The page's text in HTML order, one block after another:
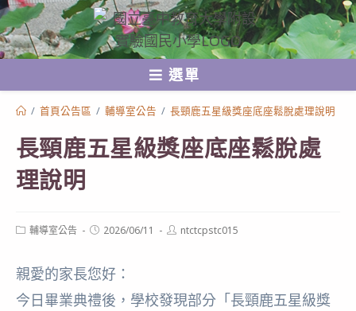
跳
轉
至
選單
/ 首頁公告區 / 輔導室公告 / 長頸鹿五星級獎座底座鬆脫處理說明
長頸鹿五星級獎座底座鬆脫處
理說明
Post輔導室公告
Post2026/06/11
Postntctcpstc015
親愛的家長您好：
今日畢業典禮後，學校發現部分「長頸鹿五星級獎